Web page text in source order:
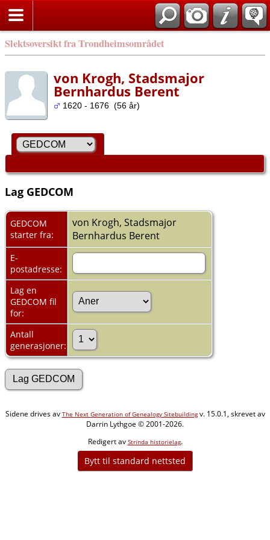
Slektsoversikt fra Trondheimsområdet
von Krogh, Stadsmajor
Bernhardus Berent
1620 - 1676 (56 år)
Lag GEDCOM
GEDCOM
starter fra:
von Krogh, Stadsmajor
Bernhardus Berent
E-
postadresse:
Lag en
GEDCOM fil
for:
Antall
generasjoner:
Sidene drives av The Next Generation of Genealogy Sitebuildingv. 15.0.1, skrevet av
Darrin Lythgoe © 2001-2026.
Redigert av Strinda historielag.
Bytt til standard nettsted